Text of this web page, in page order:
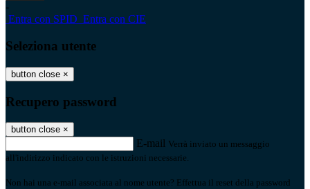
-
Entra con SPID Entra con CIE
Seleziona utente
button close ×
Recupero password
button close ×
E-mail Verrà inviato un messaggio
all'indirizzo indicato con le istruzioni necessarie.
Non hai una e-mail associata al nome utente? Effettua il reset della password